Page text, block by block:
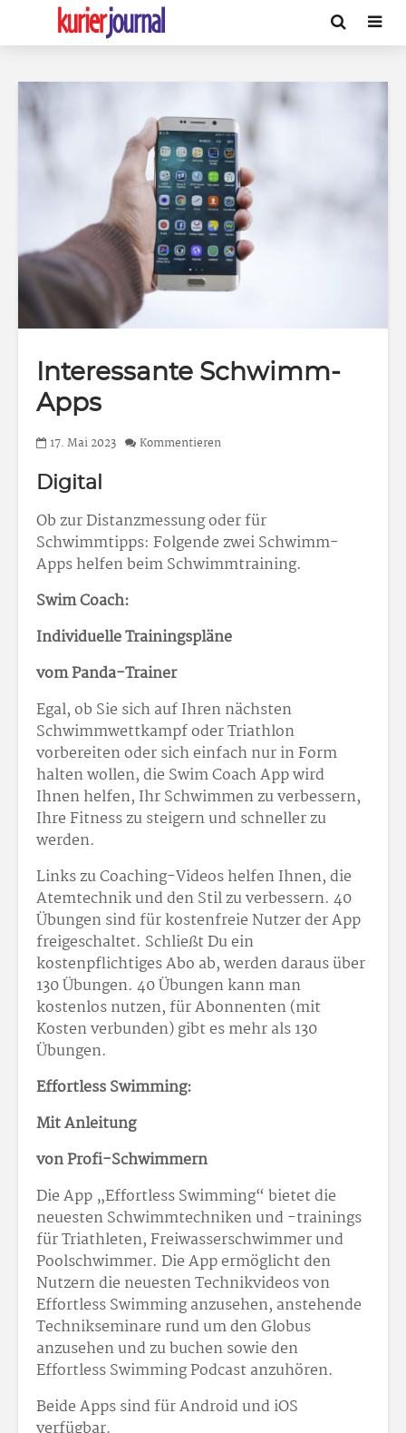
Interessante Schwimm-
Apps
17. Mai 2023 Kommentieren
Digital
Ob zur Distanzmessung oder für
Schwimmtipps: Folgende zwei Schwimm-
Apps helfen beim Schwimmtraining.
Swim Coach:
Individuelle Trainingspläne
vom Panda-Trainer
Egal, ob Sie sich auf Ihren nächsten
Schwimmwettkampf oder Triathlon
vorbereiten oder sich einfach nur in Form
halten wollen, die Swim Coach App wird
Ihnen helfen, Ihr Schwimmen zu verbessern,
Ihre Fitness zu steigern und schneller zu
werden.
Links zu Coaching-Videos helfen Ihnen, die
Atemtechnik und den Stil zu verbessern. 40
Übungen sind für kostenfreie Nutzer der App
freigeschaltet. Schließt Du ein
kostenpflichtiges Abo ab, werden daraus über
130 Übungen. 40 Übungen kann man
kostenlos nutzen, für Abonnenten (mit
Kosten verbunden) gibt es mehr als 130
Übungen.
Effortless Swimming:
Mit Anleitung
von Profi-Schwimmern
Die App „Effortless Swimming“ bietet die
neuesten Schwimmtechniken und -trainings
für Triathleten, Freiwasserschwimmer und
Poolschwimmer. Die App ermöglicht den
Nutzern die neuesten Technikvideos von
Effortless Swimming anzusehen, anstehende
Technikseminare rund um den Globus
anzusehen und zu buchen sowie den
Effortless Swimming Podcast anzuhören.
Beide Apps sind für Android und iOS